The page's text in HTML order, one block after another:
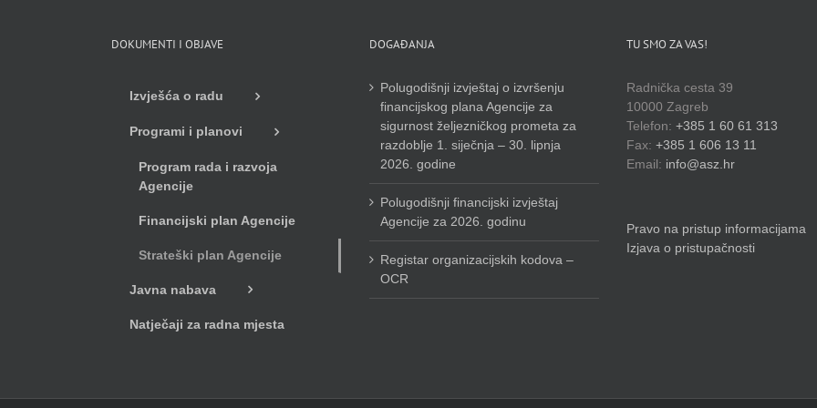
DOKUMENTI I OBJAVE
Izvješća o radu
Programi i planovi
Program rada i razvoja
Agencije
Financijski plan Agencije
Strateški plan Agencije
Javna nabava
Natječaji za radna mjesta
DOGAĐANJA
Polugodišnji izvještaj o izvršenju
financijskog plana Agencije za
sigurnost željezničkog prometa za
razdoblje 1. siječnja – 30. lipnja
2026. godine
Polugodišnji financijski izvještaj
Agencije za 2026. godinu
Registar organizacijskih kodova –
OCR
TU SMO ZA VAS!
Radnička cesta 39
10000 Zagreb
Telefon: +385 1 60 61 313
Fax: +385 1 606 13 11
Email: info@asz.hr
Pravo na pristup informacijama
Izjava o pristupačnosti